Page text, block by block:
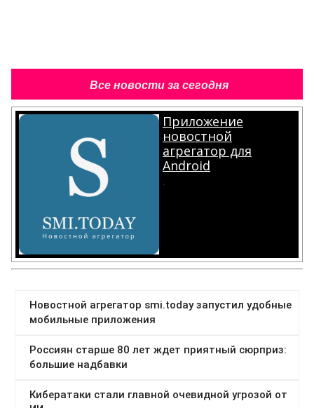
Все новости за сегодня
Приложение
новостной
агрегатор для
Android
.